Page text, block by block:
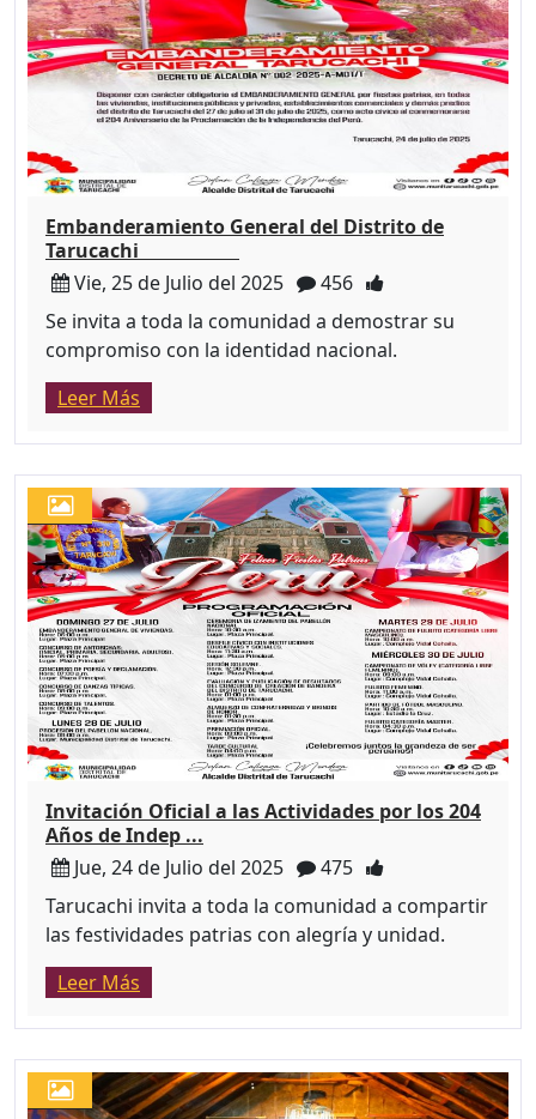
Embanderamiento General del Distrito de
Tarucachi
Vie, 25 de Julio del 2025
456
Se invita a toda la comunidad a demostrar su
compromiso con la identidad nacional.
Leer Más
Invitación Oficial a las Actividades por los 204
Años de Indep ...
Jue, 24 de Julio del 2025
475
Tarucachi invita a toda la comunidad a compartir
las festividades patrias con alegría y unidad.
Leer Más